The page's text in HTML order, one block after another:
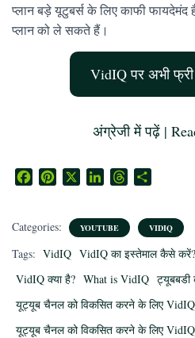
प्लान बड़े यूटुबर्स के लिए काफी फायदेमंद
प्लान को ले सकते हैं।
VidIQ पर अभी
अंग्रेजी में पढ़ें|
e
o
o
k
t
e
r
e
s
k
e
d
I
n
e
d
s
r
Categories: YOUTUBE VIDIQ
Tags: VidIQ VidIQ का इस्तेमाल कैसे करें?
VidIQ क्या है? What is VidIQ ट्यूबबडी
यूट्यूब चैनल को विकसित करने के लिए
यूट्यूब चैनल को विकसित करने के लिए